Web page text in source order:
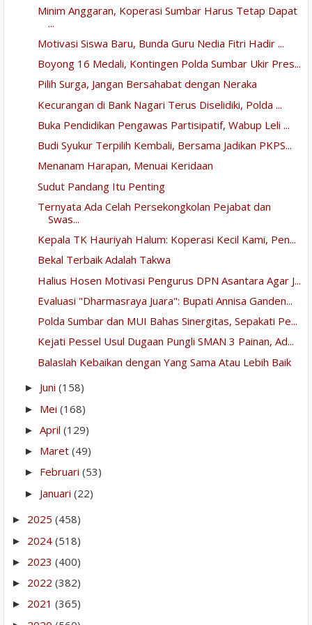
Minim Anggaran, Koperasi Sumbar Harus Tetap Dapat
...
Motivasi Siswa Baru, Bunda Guru Nedia Fitri Hadir ...
Boyong 16 Medali, Kontingen Polda Sumbar Ukir Pres...
Pilih Surga, Jangan Bersahabat dengan Neraka
Kecurangan di Bank Nagari Terus Diselidiki, Polda ...
Buka Pendidikan Pengawas Partisipatif, Wabup Leli ...
Budi Syukur Terpilih Kembali, Bersama Jadikan PKPS...
Menanam Harapan, Menuai Keridaan
Sudut Pandang Itu Penting
Ternyata Ada Celah Persekongkolan Pejabat dan
Swas...
Kepala TK Hauriyah Halum: Koperasi Kecil Kami, Pen...
Bekal Terbaik Adalah Takwa
Halius Hosen Motivasi Pengurus DPN Asantara Agar J...
Evaluasi "Dharmasraya Juara": Bupati Annisa Ganden...
Polda Sumbar dan MUI Bahas Sinergitas, Sepakati Pe...
Kejati Pessel Usul Dugaan Pungli SMAN 3 Painan, Ad...
Balaslah Kebaikan dengan Yang Sama Atau Lebih Baik
► Juni (158)
► Mei (168)
► April (129)
► Maret (49)
► Februari (53)
► Januari (22)
► 2025 (458)
► 2024 (518)
► 2023 (400)
► 2022 (382)
► 2021 (365)